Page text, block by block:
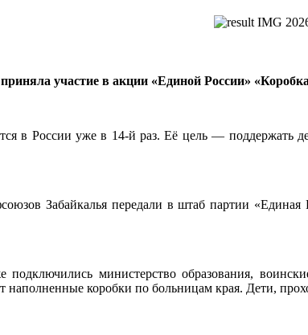
участие в акции «Единой России»
в России уже в 14-й раз. Её цель — поддержать
Забайкалья передали в штаб партии
подключились министерство образования,
коробки по больницам края. Дети,